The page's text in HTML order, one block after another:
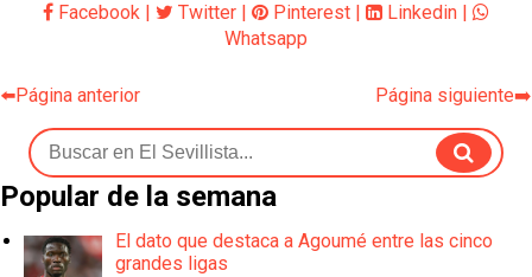
Facebook | Twitter | Pinterest | Linkedin |
Whatsapp
⬅️Página anterior Página siguiente➡️
Popular de la semana
El dato que destaca a Agoumé entre las cinco
grandes ligas